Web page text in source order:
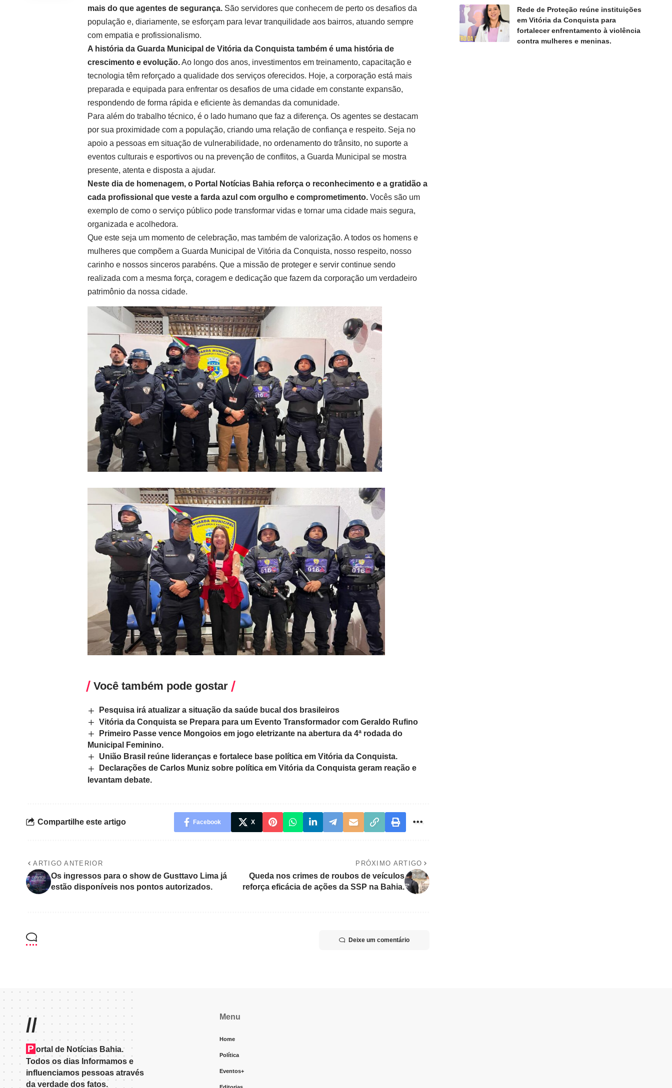
mais do que agentes de segurança. São servidores que conhecem de perto os desafios da
população e, diariamente, se esforçam para levar tranquilidade aos bairros, atuando sempre
com empatia e profissionalismo.
A história da Guarda Municipal de Vitória da Conquista também é uma história de
crescimento e evolução.Ao longo dos anos, investimentos em treinamento, capacitação e
tecnologia têm reforçado a qualidade dos serviços oferecidos. Hoje, a corporação está mais
preparada e equipada para enfrentar os desafios de uma cidade em constante expansão,
respondendo de forma rápida e eficiente às demandas da comunidade.
Para além do trabalho técnico, é o lado humano que faz a diferença. Os agentes se destacam
por sua proximidade com a população, criando uma relação de confiança e respeito. Seja no
apoio a pessoas em situação de vulnerabilidade, no ordenamento do trânsito, no suporte a
eventos culturais e esportivos ou na prevenção de conflitos, a Guarda Municipal se mostra
presente, atenta e disposta a ajudar.
Neste dia de homenagem, o Portal Notícias Bahia reforça o reconhecimento e a gratidão a
cada profissional que veste a farda azul com orgulho e comprometimento. Vocês são um
exemplo de como o serviço público pode transformar vidas e tornar uma cidade mais segura,
organizada e acolhedora.
Que este seja um momento de celebração, mas também de valorização. A todos os homens e
mulheres que compõem a Guarda Municipal de Vitória da Conquista, nosso respeito, nosso
carinho e nossos sinceros parabéns. Que a missão de proteger e servir continue sendo
realizada com a mesma força, coragem e dedicação que fazem da corporação um verdadeiro
patrimônio da nossa cidade.
Você também pode gostar
Pesquisa irá atualizar a situação da saúde bucal dos brasileiros
Vitória da Conquista se Prepara para um Evento Transformador com Geraldo Rufino
Primeiro Passe vence Mongoios em jogo eletrizante na abertura da 4ª rodada do
Municipal Feminino.
União Brasil reúne lideranças e fortalece base política em Vitória da Conquista.
Declarações de Carlos Muniz sobre política em Vitória da Conquista geram reação e
levantam debate.
Compartilhe este artigo Facebook X
ARTIGO ANTERIOR
Os ingressos para o show de Gusttavo Lima já
estão disponíveis nos pontos autorizados.
PRÓXIMO ARTIGO
Queda nos crimes de roubos de veículos
reforça eficácia de ações da SSP na Bahia.
Deixe um comentário
Rede de Proteção reúne instituições
em Vitória da Conquista para
fortalecer enfrentamento à violência
contra mulheres e meninas.
//
P ortal de Notícias Bahia.
Todos os dias Informamos e
influenciamos pessoas através
da verdade dos fatos.
Menu
Home
Política
Eventos+
Editorias